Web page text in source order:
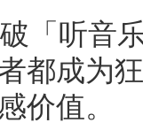
「听音
都成为
价值。